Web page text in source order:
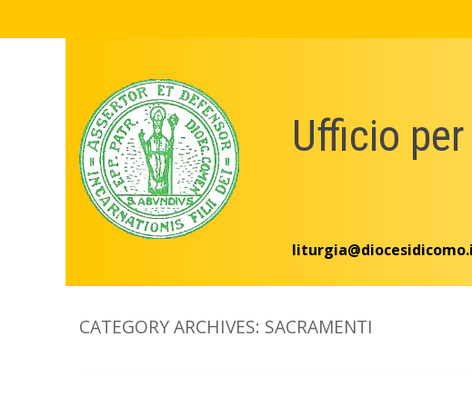
Ufficio
CATEGORY ARCHIVES: SACRAMENTI